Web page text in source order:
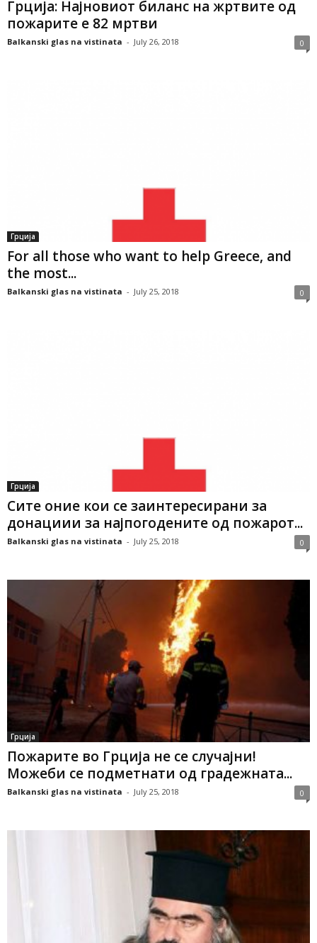
Грција: Најновиот биланс на жртвите од
пожарите е 82 мртви
Balkanski glas na vistinata - July 26, 2018 0
Грција
For all those who want to help Greece, and
the most...
Balkanski glas na vistinata - July 25, 2018 0
Грција
Сите оние кои се заинтересирани за
донациии за најпогодените од пожарот...
Balkanski glas na vistinata - July 25, 2018 0
Грција
Пожарите во Грција не се случајни!
Можеби се подметнати од градежната...
Balkanski glas na vistinata - July 25, 2018 0